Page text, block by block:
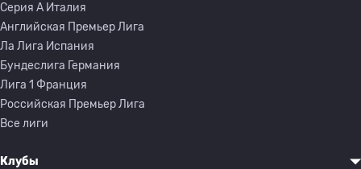
Серия A Италия
Английская Премьер Лига
Ла Лига Испания
Бундеслига Германия
Лига 1 Франция
Российская Премьер Лига
Все лиги
Клубы